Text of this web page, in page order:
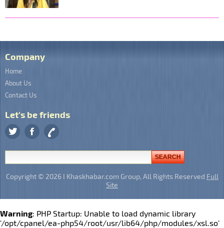
Company
Home
About Us
Contact Us
Let's be friends
Copyright © 2026 I Khaskhabar.com Group, All Rights Reserved Full
Site
Warning: PHP Startup: Unable to load dynamic library
'/opt/cpanel/ea-php54/root/usr/lib64/php/modules/xsl.so'